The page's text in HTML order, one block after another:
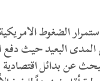
الضغوط
البعيد حيث دفع
عن بدائل اقتصادية